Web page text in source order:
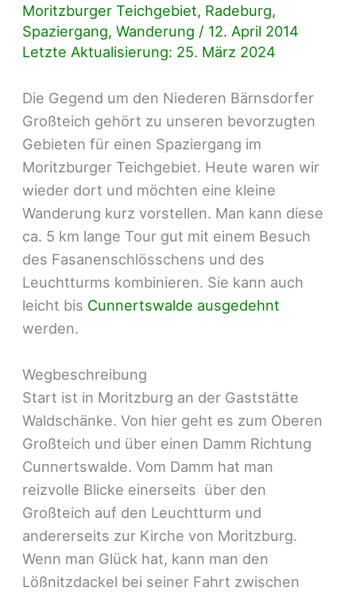
Moritzburger Teichgebiet, Radeburg,
Spaziergang,Wanderung / 12. April 2014
Letzte Aktualisierung: 25. März 2024
Die Gegend um den Niederen Bärnsdorfer
Großteich gehört zu unseren bevorzugten
Gebieten für einen Spaziergang im
Moritzburger Teichgebiet. Heute waren wir
wieder dort und möchten eine kleine
Wanderung kurz vorstellen. Man kann diese
ca. 5 km lange Tour gut mit einem Besuch
des Fasanenschlösschens und des
Leuchtturms kombinieren. Sie kann auch
leicht bis Cunnertswalde ausgedehnt
werden.
Wegbeschreibung
Start ist in Moritzburg an der Gaststätte
Waldschänke. Von hier geht es zum Oberen
Großteich und über einen Damm Richtung
Cunnertswalde. Vom Damm hat man
reizvolle Blicke einerseits über den
Großteich auf den Leuchtturm und
andererseits zur Kirche von Moritzburg.
Wenn man Glück hat, kann man den
Lößnitzdackel bei seiner Fahrt zwischen